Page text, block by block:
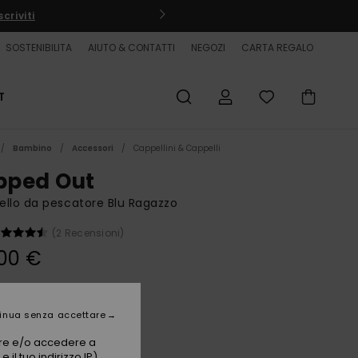
SOSTENIBILITA AIUTO & CONTATTI NEGOZI CARTA REGALO
Bambino Accessori Cappellini & Cappelli
Out
da pescatore Blu Ragazzo
(2 Recensioni)
€
e/o accedere a
senza accettare